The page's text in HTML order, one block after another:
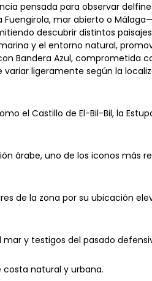
pensada para observar
mar abierto o
descubrir distintos
y el entorno natural,
Bandera Azul, comprometida
ligeramente según la
el Castillo de El-Bil-Bil, la
árabe, uno de los iconos más
de la zona por su ubicación
y testigos del pasado
natural y urbana.